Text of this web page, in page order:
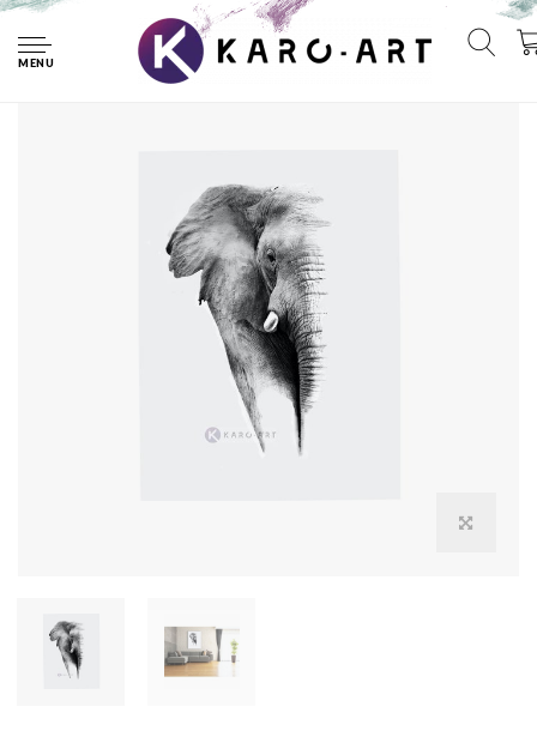
MENU
Afbeelding op acrylglas - Olifant op witte achtergrond